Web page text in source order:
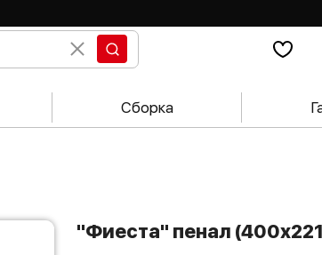
Сборка
"Фиеста" пенал